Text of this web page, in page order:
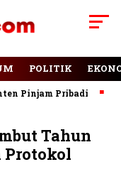
POLITIK
Pribadi
Tahun
Protokol